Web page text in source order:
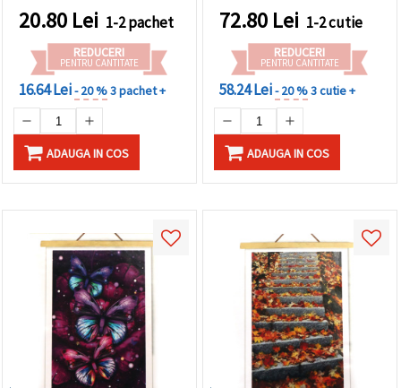
20.80 Lei 1-2 pachet
REDUCERI
PENTRU CANTITATE
16.64 Lei- 20 %3 pachet +
ADAUGA IN COS
ramă parțială – perfectă
pentru artă fantasy și
decor creativ pentru casă
JSFH78716
72.80 Lei 1-2 cutie
REDUCERI
PENTRU CANTITATE
58.24 Lei- 20 %3 cutie +
ADAUGA IN COS